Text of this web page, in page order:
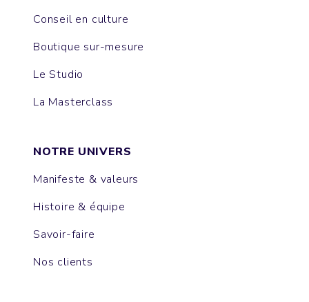
Conseil en culture
Boutique sur-mesure
Le Studio
La Masterclass
NOTRE UNIVERS
Manifeste & valeurs
Histoire & équipe
Savoir-faire
Nos clients